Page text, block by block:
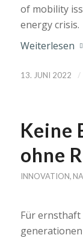
of mobility
energy crisis.
Weiterlesen
13. JUNI 2022 /
Keine
ohne
INNOVATION,
Für